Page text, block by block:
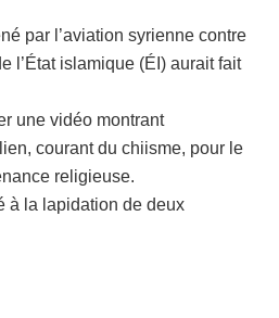
par l’aviation syrienne contre
l’État islamique (ÉI) aurait fait
une vidéo montrant
courant du chiisme, pour le
religieuse.
à la lapidation de deux